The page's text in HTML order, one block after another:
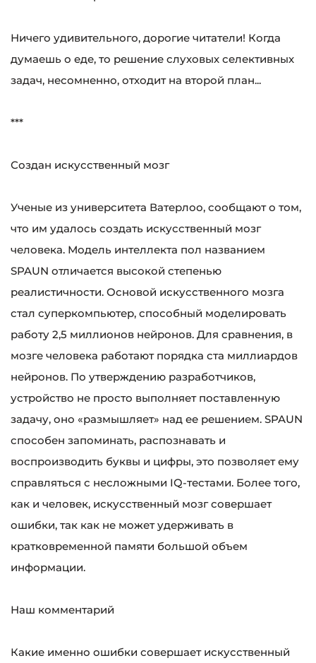
Ничего удивительного, дорогие читатели! Когда
думаешь о еде, то решение слуховых селективных
задач, несомненно, отходит на второй план...
***
Создан искусственный мозг
Ученые из университета Ватерлоо, сообщают о том,
что им удалось создать искусственный мозг
человека. Модель интеллекта пол названием
SPAUN отличается высокой степенью
реалистичности. Основой искусственного мозга
стал суперкомпьютер, способный моделировать
работу 2,5 миллионов нейронов. Для сравнения, в
мозге человека работают порядка ста миллиардов
нейронов. По утверждению разработчиков,
устройство не просто выполняет поставленную
задачу, оно «размышляет» над ее решением. SPAUN
способен запоминать, распознавать и
воспроизводить буквы и цифры, это позволяет ему
справляться с несложными IQ-тестами. Более того,
как и человек, искусственный мозг совершает
ошибки, так как не может удерживать в
кратковременной памяти большой объем
информации.
Наш комментарий
Какие именно ошибки совершает искусственный